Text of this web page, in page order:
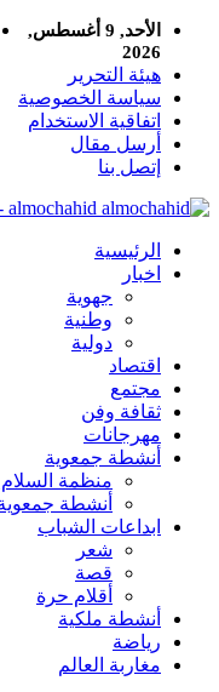
الأحد, 9 أغسطس,
2026
هيئة التحرير
سياسة الخصوصية
اتفاقية الاستخدام
أرسل مقال
إتصل بنا
almochahid -
الرئيسية
اخبار
جهوية
وطنية
دولية
اقتصاد
مجتمع
ثقافة وفن
مهرجانات
أنشطة جمعوية
منظمة السلام
أنشطة
ابداعات الشباب
شعر
قصة
أقلام حرة
أنشطة ملكية
رياضة
مغاربة العالم